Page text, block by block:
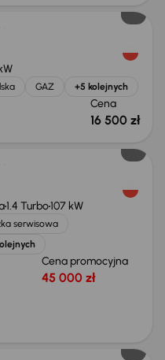
GAZ +5 kolejnych
Cena
16 500 zł
1.4 Turbo107 kW
serwisowa
Cena promocyjna
45 000 zł